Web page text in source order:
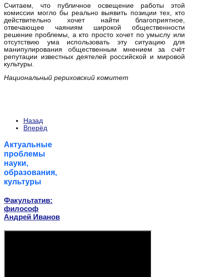
Считаем, что публичное освещение работы этой
комиссии могло бы реально выявить позиции тех, кто
действительно хочет найти благоприятное,
отвечающее чаяниям широкой общественности
решение проблемы, а кто просто хочет по умыслу или
отсутствию ума использовать эту ситуацию для
манипулирования общественным мнением за счёт
репутации известных деятелей российской и мировой
культуры.
Национальный рериховский комитет
Назад
Вперёд
Актуальные
проблемы
науки,
образования,
культуры
Факультатив:
философ
Андрей Иванов